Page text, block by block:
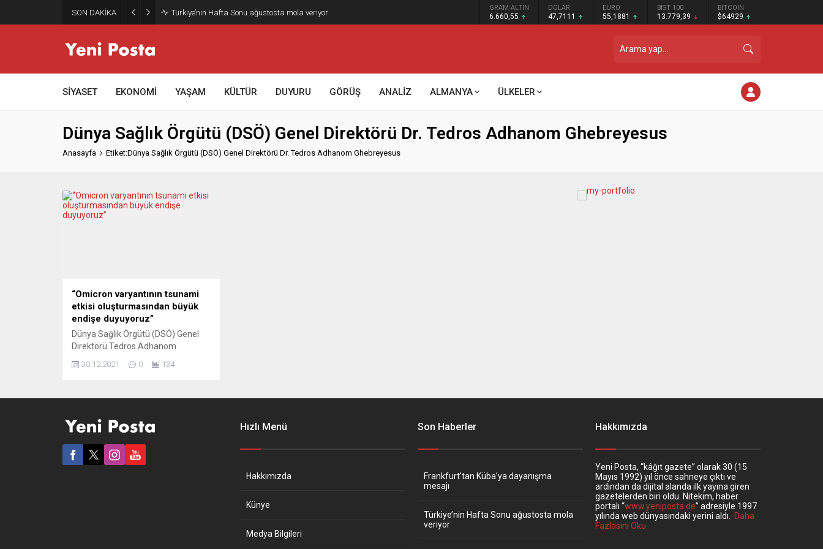
SON DAKİKA Türkiye’nin Hafta Sonu ağustosta mola veriyor GRAM ALTIN
6.660,55
DOLAR
47,7111
EURO
55,1881
BIST 100
13.779,39
BITCOIN
$64929
SİYASET EKONOMİ YAŞAM KÜLTÜR DUYURU GÖRÜŞ ANALİZ ALMANYA ÜLKELER
Dünya Sağlık Örgütü (DSÖ) Genel Direktörü Dr. Tedros Adhanom Ghebreyesus
Anasayfa Etiket:Dünya Sağlık Örgütü (DSÖ) Genel Direktörü Dr. Tedros Adhanom Ghebreyesus
“Omicron varyantının tsunami
etkisi oluşturmasından büyük
endişe duyuyoruz”
Dünya Sağlık Örgütü (DSÖ) Genel
Direktörü Tedros Adhanom
Ghebreyesus, Covid-19’un Omicron
varyantının “tsunami” etkisi
çağrısında bulundu. DSÖ Genel
Direktörü Ghebreyesus, Covid-19’un
Çin’in Wuhan kentinde patlak
vermesinin ikinci yılı dolayısıyla
30.12.2021 0 134
Hızlı Menü
Hakkımızda
Künye
Medya Bilgileri
Son Haberler
Frankfurt’tan Küba’ya dayanışma
mesajı
Türkiye’nin Hafta Sonu ağustosta mola
veriyor
Hakkımızda
Yeni Posta, “kâğıt gazete” olarak 30 (15
Mayıs 1992) yıl önce sahneye çıktı ve
ardından da dijital alanda ilk yayına giren
gazetelerden biri oldu. Nitekim, haber
portalı “www.yeniposta.de” adresiyle 1997
yılında web dünyasındaki yerini aldı. Daha
Fazlasını Oku